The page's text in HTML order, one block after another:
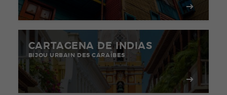
CARTAGENA DE INDIAS
BIJOU URBAIN DES CARAÏBES